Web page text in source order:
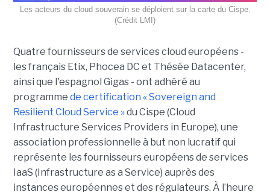
Les acteurs du cloud souverain se déploient sur la carte du Cispe.
(Crédit LMI)
Quatre fournisseurs de services cloud européens -
les français Etix, Phocea DC et Thésée Datacenter,
ainsi que l'espagnol Gigas - ont adhéré au
programme de certification « Sovereign and
Resilient Cloud Service »du Cispe (Cloud
Infrastructure Services Providers in Europe), une
association professionnelle à but non lucratif qui
représente les fournisseurs européens de services
IaaS (Infrastructure as a Service) auprès des
instances européennes et des régulateurs. À l’heure